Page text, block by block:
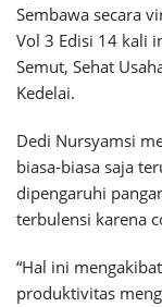
Sembawa secara
Vol 3 Edisi 14 kali
Semut, Sehat
Kedelai.
Dedi Nursyamsi
biasa-biasa saja
dipengaruhi
terbulensi karena
“Hal ini
produktivitas